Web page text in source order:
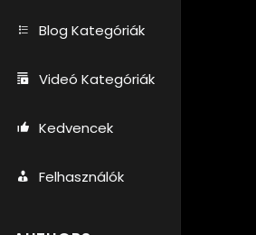
Blog Kategóriák
Videó Kategóriák
Kedvencek
Felhasználók